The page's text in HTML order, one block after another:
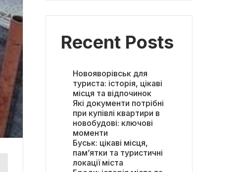
Recent Posts
Новояворівськ для
туриста: історія, цікаві
місця та відпочинок
Які документи потрібні
при купівлі квартири в
новобудові: ключові
моменти
Буськ: цікаві місця,
пам’ятки та туристичні
локації міста